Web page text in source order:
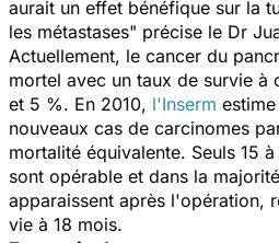
aurait un effet bénéfique sur la
les métastases" précise le Dr
Actuellement, le cancer du
mortel avec un taux de survie à
et 5 %. En 2010, l'Inserm
nouveaux cas de carcinomes
mortalité équivalente. Seuls 15
sont opérable et dans la
apparaissent après l'opération,
vie à 18 mois.